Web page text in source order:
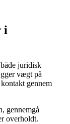
i
juridisk
vægt på
gennem
gennemgå
overholdt.